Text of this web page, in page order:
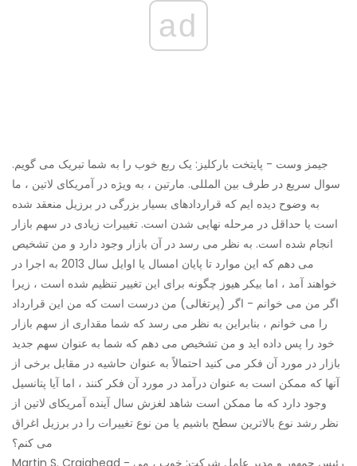
ad
جیمز وست - پایتخت بارکلیز: یک ربع خوب را به شما تبریک می گویم.
سوال سریع در طرف بین المللی. مارتین ، به ویژه در آمریکای لاتین ، ما
به وضوح دیده ایم که قراردادهای بسیار بزرگی در برزیل منعقد شده
است یا حداقل در مرحله نهایی شدن است. تغییرات زیادی در سهم بازار
انجام شده است. به نظر می رسد در آن بازار وجود دارد و من تشخیص
می دهم که این موارد تا پایان امسال یا اوایل سال 2013 به اجرا در
خواهند آمد ، اما بیکر هیوز چگونه برای این تغییر تنظیم شده است ، زیرا
اگر من می خوانم - اگر (پرتغالی) من درست است که من این قرارداد
را می خوانم ، بنابراین به نظر می رسد که شما مقداری از سهم بازار
خود را پس داده اید و من تشخیص می دهم که شما به عنوان سهم جدید
بازار در مورد آن فکر می کنید احتمالاً به عنوان حاشیه در مقابل برخی از
آنها که ممکن است به عنوان درآمد در مورد آن فکر کنند ، اما آیا پتانسیل
وجود دارد که ما ممکن است شاهد لغزش سال آینده آمریکای لاتین از
نظر رشد نوع بالاترین سطح باشیم یا من نوع تغییرات را در برزیل اغراق
می کنم؟